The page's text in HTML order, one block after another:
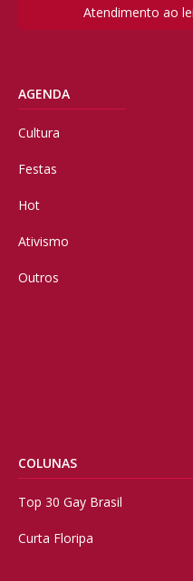
Atendimento ao
AGENDA
Cultura
Festas
Hot
Ativismo
Outros
COLUNAS
Top 30 Gay Brasil
Curta Floripa